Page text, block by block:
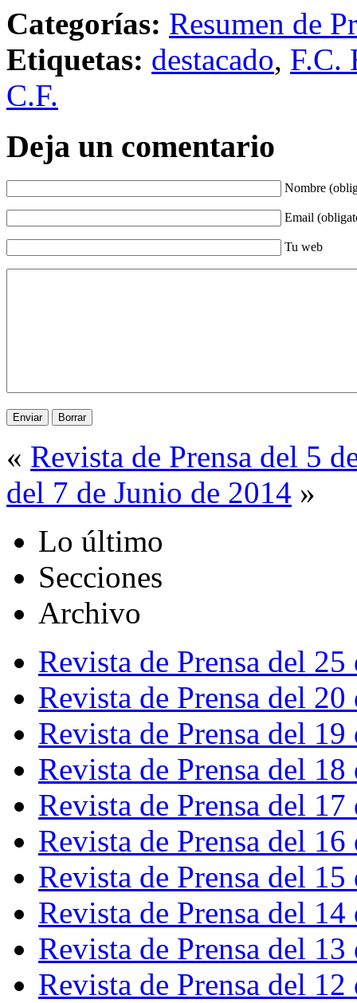
Categorías: Resumen de
Etiquetas: destacado, F.C.
C.F.
Deja un comentario
Nombre
Email
Tu web
« Revista de Prensa del 5
del 7 de Junio de 2014 »
Lo último
Secciones
Archivo
Revista de Prensa del
Revista de Prensa del
Revista de Prensa del
Revista de Prensa del
Revista de Prensa del
Revista de Prensa del
Revista de Prensa del
Revista de Prensa del
Revista de Prensa del
Revista de Prensa del